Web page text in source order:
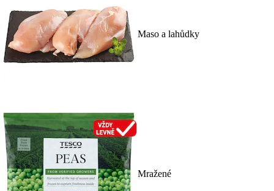
Maso a lahůdky
Mražené